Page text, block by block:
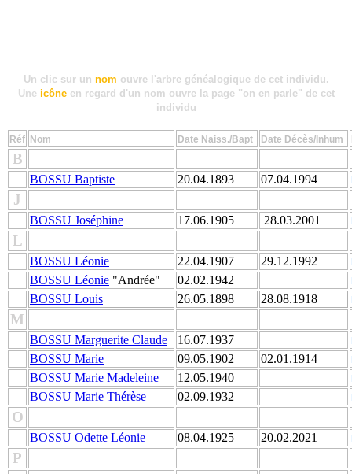
Un clic sur un nom ouvre l'arbre généalogique de cet individu.
Une icôneen regard d'un nom ouvre la page "on en parle" de cet
individu
Réf Nom Date Naiss./Bapt Date Décès/Inhum
B
BOSSU Baptiste 20.04.1893 07.04.1994
J
BOSSU Joséphine 17.06.1905 28.03.2001
L
BOSSU Léonie 22.04.1907 29.12.1992
BOSSU Léonie "Andrée" 02.02.1942
BOSSU Louis 26.05.1898 28.08.1918
M
BOSSU Marguerite Claude 16.07.1937
BOSSU Marie 09.05.1902 02.01.1914
BOSSU Marie Madeleine 12.05.1940
BOSSU Marie Thérèse 02.09.1932
O
BOSSU Odette Léonie 08.04.1925 20.02.2021
P